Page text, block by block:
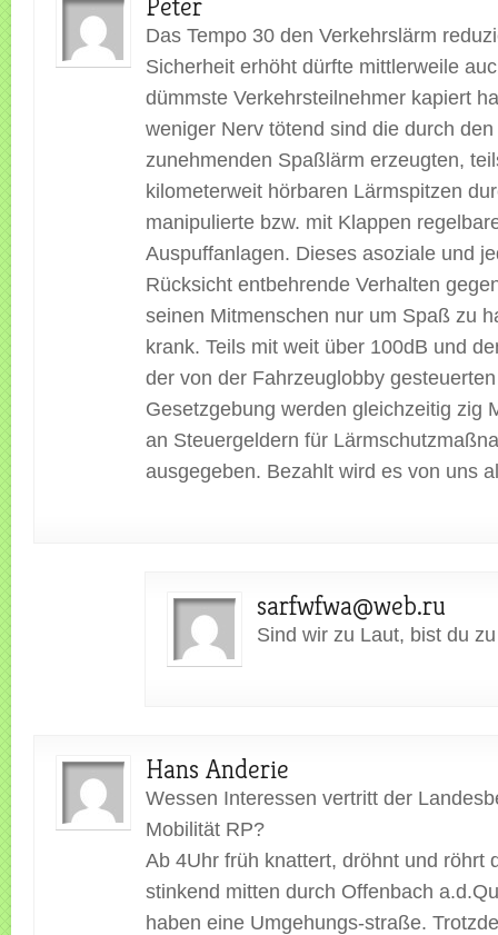
Das Tempo 30 den Verkehrslärm
Sicherheit erhöht dürfte mittlerweile
dümmste Verkehrsteilnehmer kapiert
weniger Nerv tötend sind die durch
zunehmenden Spaßlärm erzeugten,
kilometerweit hörbaren Lärmspitzen
manipulierte bzw. mit Klappen
Auspuffanlagen. Dieses asoziale und
Rücksicht entbehrende Verhalten
seinen Mitmenschen nur um Spaß zu
krank. Teils mit weit über 100dB und
der von der Fahrzeuglobby
Gesetzgebung werden gleichzeitig zig
an Steuergeldern für
ausgegeben. Bezahlt wird es von uns
sarfwfwa@web.ru
Sind wir zu Laut, bist du
Hans Anderie
Wessen Interessen vertritt der
Mobilität RP?
Ab 4Uhr früh knattert, dröhnt und röhrt
stinkend mitten durch Offenbach
haben eine Umgehungs-straße.